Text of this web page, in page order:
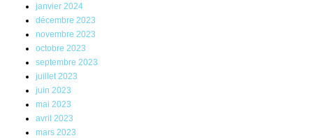
janvier 2024
décembre 2023
novembre 2023
octobre 2023
septembre 2023
juillet 2023
juin 2023
mai 2023
avril 2023
mars 2023